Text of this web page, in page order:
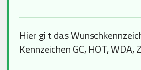
Hier gilt das
Kennzeichen GC, HOT, WDA,